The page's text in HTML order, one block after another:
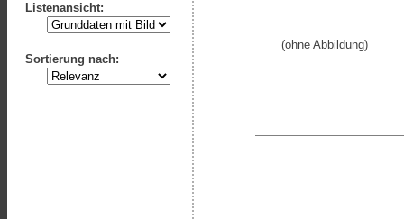
(ohne Abbildung)
Listenansicht:
Sortierung nach: